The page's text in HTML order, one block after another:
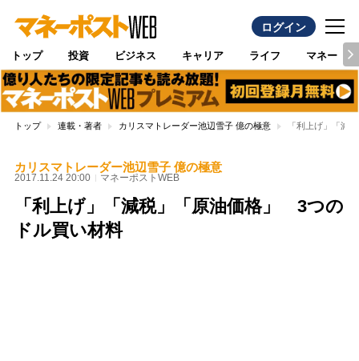
ログイン
トップ 投資 ビジネス キャリア ライフ マネー
トップ 連載・著者 カリスマトレーダー池辺雪子 億の極意 「利上げ」「減
カリスマトレーダー池辺雪子 億の極意
2017.11.24 20:00 マネーポストWEB
「利上げ」「減税」「原油価格」 3つの
ドル買い材料